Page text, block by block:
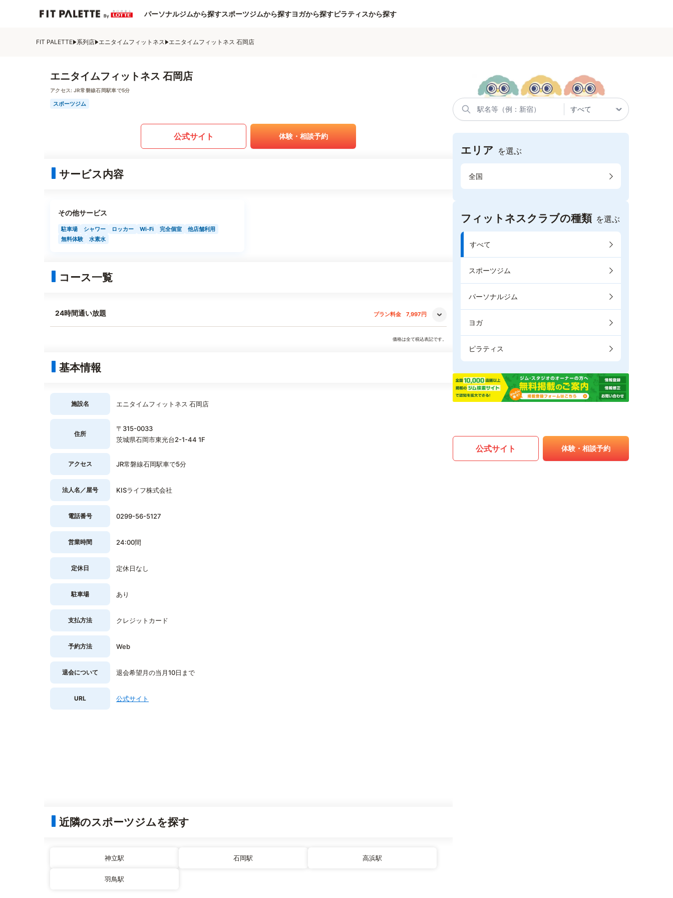
パーソナルジムから探すスポーツジムから探すヨガから探すピラティスから探す
FIT PALETTE 系列店 エニタイムフィットネス エニタイムフィットネス 石岡店
エニタイムフィットネス 石岡店
アクセス: JR常磐線石岡駅車で5分
スポーツジム
公式サイト 体験・相談予約
サービス内容
その他サービス
駐車場 シャワー ロッカー Wi-Fi 完全個室
他店舗利用
無料体験
水素水
コース一覧
24時間通い放題 プラン料金 7,997円
価格は全て税込表記です。
基本情報
施設名 エニタイムフィットネス 石岡店
住所
〒315-0033
茨城県石岡市東光台2-1-44 1F
アクセス JR常磐線石岡駅車で5分
法人名／屋号 KISライフ株式会社
電話番号 0299-56-5127
営業時間 24:00間
定休日 定休日なし
駐車場 あり
支払方法 クレジットカード
予約方法 Web
退会について 退会希望月の当月10日まで
URL 公式サイト
近隣のスポーツジムを探す
神立駅 石岡駅 高浜駅
羽鳥駅
エリア を選ぶ
全国
フィットネスクラブの種類 を選ぶ
すべて
スポーツジム
パーソナルジム
ヨガ
ピラティス
公式サイト 体験・相談予約